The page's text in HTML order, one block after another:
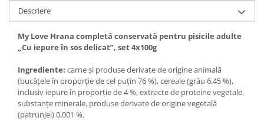
Descriere
My Love Hrana completă conservată pentru pisicile adulte
„Сu iepure în sos delicat”, set 4x100g
Ingrediente: carne și produse derivate de origine animală
(bucăţele în proporţie de cel puţin 76 %), cereale (grâu 6,45 %),
inclusiv iepure în proporţie de 4 %, extracte de proteine vegetale,
substanțe minerale, produse derivate de origine vegetală
(patrunjel) 0,001 %.